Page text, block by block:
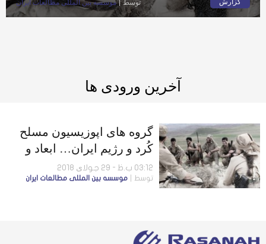
گزارش توسط موسسه بين المللى مطالعات ايران
آخرین ورودی ها
گروه های اپوزیسیون مسلح
کُرد و رژیم ایران… ابعاد و
انگیزه های تشدید تنش
03:12 ب.ظ - 29 جولای 2018
توسط موسسه بين المللى مطالعات ايران